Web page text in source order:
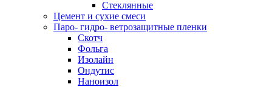
Стеклянные
Цемент и сухие смеси
Паро- гидро- ветрозащитные пленки
Скотч
Фольга
Изолайн
Ондутис
Наноизол